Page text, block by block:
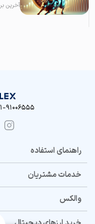
آخرین
91006555
راهنمای استفاده
خدمات مشتریان
والکس